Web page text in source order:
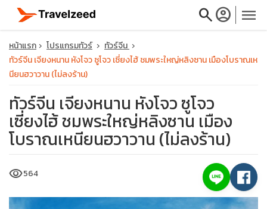
searchaccount_circle menu
travel_explore
calendar_month
หน้าแรก โปรแกรมทัวร์
ทัวร์จีน
ทัวร์จีน เจียงหนาน หังโจว ซูโจว เซี่ยงไฮ้ ชมพระใหญ่หลิงซาน เมืองโบราณเห
นียนฮวาวาน (ไม่ลงร้าน)
ทัวร์จีน เจียงหนาน หังโจว ซูโจว
เซี่ยงไฮ้ ชมพระใหญ่หลิงซาน เมือง
โบราณเหนียนฮวาวาน (ไม่ลงร้าน)
visibility564